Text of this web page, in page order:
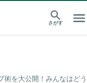
さがす
術を大公開！みんなはどう